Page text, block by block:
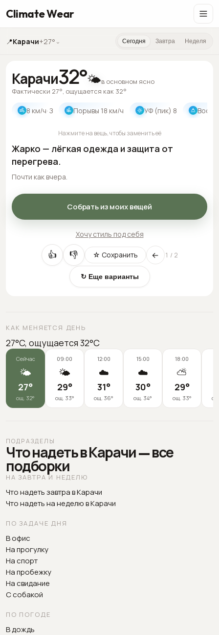
Climate Wear
📍Карачи+27° ⌄ Сегодня Завтра Неделя
Карачи32°🌤️в основном ясно
Фактически 27°, ощущается как 32°
8 км/ч· З Порывы 18 км/ч УФ (пик) 8
Жарко — лёгкая одежда и защита от
перегрева.
Почти как вчера.
Собрать из моих вещей
Хочу стиль под себя
Нажмите на вещь, чтобы заменить её
👍 👎 ☆ Сохранить ← 1 / 2
↻ Еще варианты
КАК МЕНЯЕТСЯ ДЕНЬ
27°C, ощущается 32°C
Сейчас
🌤️
27°
ощ. 32°
09:00
🌤️
29°
ощ. 33°
12:00
☁️
31°
ощ. 36°
15:00
☁️
30°
ощ. 34°
18:00
⛅
29°
ощ. 33°
ПОДРАЗДЕЛЫ
Что надеть в Карачи — все
подборки
НА ЗАВТРА И НЕДЕЛЮ
Что надеть завтра в Карачи
Что надеть на неделю в Карачи
ПО ЗАДАЧЕ ДНЯ
В офис
На прогулку
На спорт
На пробежку
На свидание
С собакой
ПО ПОГОДЕ
В дождь